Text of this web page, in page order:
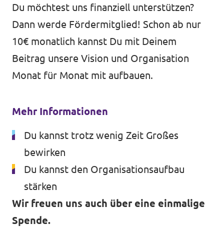
Du möchtest uns finanziell unterstützen?
Dann werde Fördermitglied! Schon ab nur
10€ monatlich kannst Du mit Deinem
Beitrag unsere Vision und Organisation
Monat für Monat mit aufbauen.
Mehr Informationen
Du kannst trotz wenig Zeit Großes
bewirken
Du kannst den Organisationsaufbau
stärken
Wir freuen uns auch über eine einmalige
Spende.